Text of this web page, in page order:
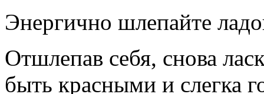
Энергично шлепайте
Отшлепав себя, снова
быть красными и слегка